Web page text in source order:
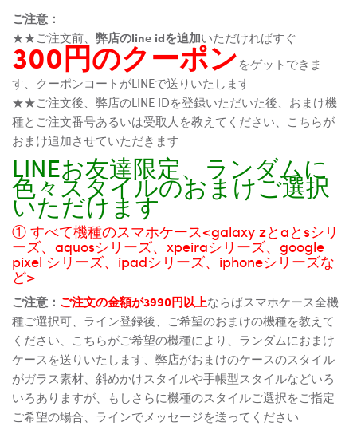
ご注意：
★★ご注文前、 弊店のline idを追加いただければすぐ
300円のクーポンをゲットできま
す、クーポンコートがLINEで送りいたします
★★ご注文後、弊店のLINE IDを登録いただいた後、おまけ機
種とご注文番号あるいは受取人を教えてください、こちらが
おまけ追加させていただきます
LINEお友達限定、ランダムに
色々スタイルのおまけご選択
いただけます
① すべて機種のスマホケース<galaxy zとaとsシリ
ーズ、aquosシリーズ、xpeiraシリーズ、google
pixel シリーズ、ipadシリーズ、iphoneシリーズな
ど>
ご注意： ご注文の金額が3990円以上ならばスマホケース全機
種ご選択可、ライン登録後、ご希望のおまけの機種を教えて
ください、こちらがご希望の機種により、ランダムにおまけ
ケースを送りいたします、弊店がおまけのケースのスタイル
がガラス素材、斜めかけスタイルや手帳型スタイルなどいろ
いろありますが、もしさらに機種のスタイルご選択をご指定
ご希望の場合、ラインでメッセージを送ってください